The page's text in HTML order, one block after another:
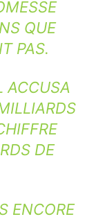
QUE
PAS.
ACCUSA
DE
ENCORE